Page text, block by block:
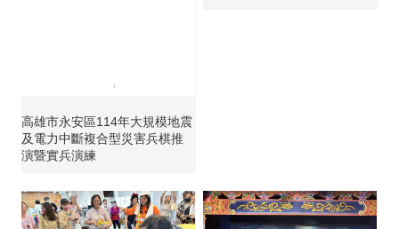
高雄市永安區114年大規模地震
及電力中斷複合型災害兵棋推
演暨實兵演練